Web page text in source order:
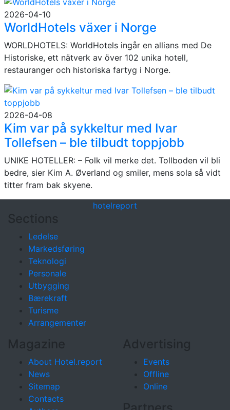
2026-04-10
WorldHotels växer i Norge
WORLDHOTELS: WorldHotels ingår en allians med De
Historiske, ett nätverk av över 102 unika hotell,
restauranger och historiska fartyg i Norge.
2026-04-08
Kim var på sykkeltur med Ivar
Tollefsen – ble tilbudt toppjobb
UNIKE HOTELLER: – Folk vil merke det. Tollboden vil bli
bedre, sier Kim A. Øverland og smiler, mens sola så vidt
titter fram bak skyene.
hotelreport
Sections
Ledelse
Markedsføring
Teknologi
Personale
Utbygging
Bærekraft
Turisme
Arrangementer
Magazine
About Hotel.report
News
Sitemap
Contacts
Advertising
Events
Offline
Online